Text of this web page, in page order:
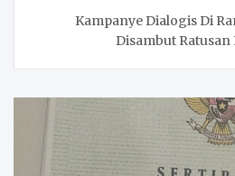
Kampanye Dialogis Di
Disambut